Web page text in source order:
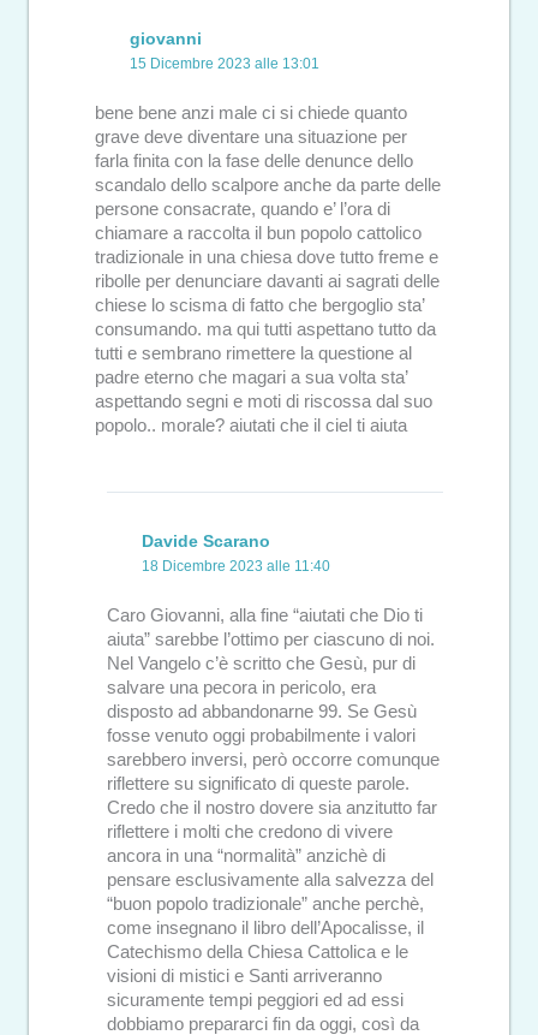
giovanni
15 Dicembre 2023 alle 13:01
bene bene anzi male ci si chiede quanto
grave deve diventare una situazione per
farla finita con la fase delle denunce dello
scandalo dello scalpore anche da parte delle
persone consacrate, quando e’ l’ora di
chiamare a raccolta il bun popolo cattolico
tradizionale in una chiesa dove tutto freme e
ribolle per denunciare davanti ai sagrati delle
chiese lo scisma di fatto che bergoglio sta’
consumando. ma qui tutti aspettano tutto da
tutti e sembrano rimettere la questione al
padre eterno che magari a sua volta sta’
aspettando segni e moti di riscossa dal suo
popolo.. morale? aiutati che il ciel ti aiuta
Davide Scarano
18 Dicembre 2023 alle 11:40
Caro Giovanni, alla fine “aiutati che Dio ti
aiuta” sarebbe l’ottimo per ciascuno di noi.
Nel Vangelo c’è scritto che Gesù, pur di
salvare una pecora in pericolo, era
disposto ad abbandonarne 99. Se Gesù
fosse venuto oggi probabilmente i valori
sarebbero inversi, però occorre comunque
riflettere su significato di queste parole.
Credo che il nostro dovere sia anzitutto far
riflettere i molti che credono di vivere
ancora in una “normalità” anzichè di
pensare esclusivamente alla salvezza del
“buon popolo tradizionale” anche perchè,
come insegnano il libro dell’Apocalisse, il
Catechismo della Chiesa Cattolica e le
visioni di mistici e Santi arriveranno
sicuramente tempi peggiori ed ad essi
dobbiamo prepararci fin da oggi, così da